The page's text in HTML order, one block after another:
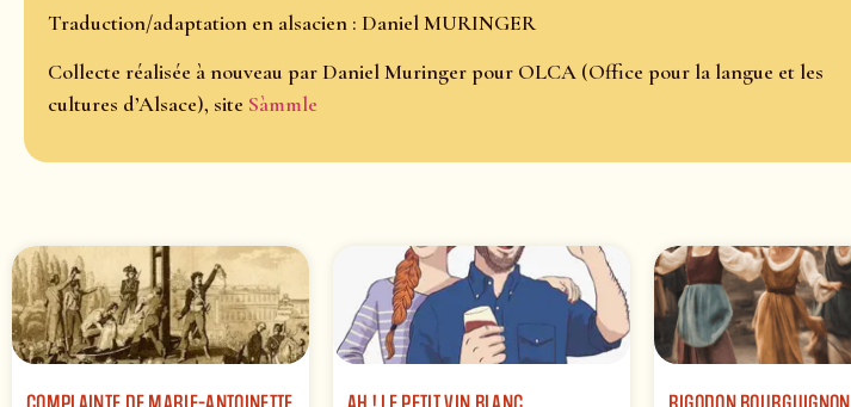
Traduction/adaptation en alsacien : Daniel MURINGER
Collecte réalisée à nouveau par Daniel Muringer pour OLCA (Office pour la langue et les
cultures d’Alsace), site Sàmmle